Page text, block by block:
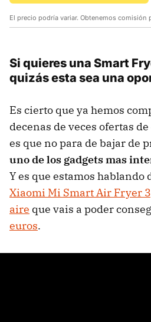
El precio podría variar. Obtenemos comisión
Si quieres una Smart
quizás esta sea una
Es cierto que ya hemos
decenas de veces ofertas
es que no para de bajar de
uno de los gadgets mas
Y es que estamos hablando
Xiaomi Mi Smart Air Fryer
aire que vais a poder
euros.